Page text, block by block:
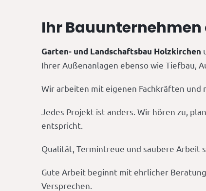
Ihr Bauunternehmen
Garten- und Landschaftsbau Holzkirchen
Ihrer Außenanlagen ebenso wie Tiefbau,
Wir arbeiten mit eigenen Fachkräften und
Jedes Projekt ist anders. Wir hören zu,
entspricht.
Qualität, Termintreue und saubere Arbeit
Gute Arbeit beginnt mit ehrlicher
Versprechen.